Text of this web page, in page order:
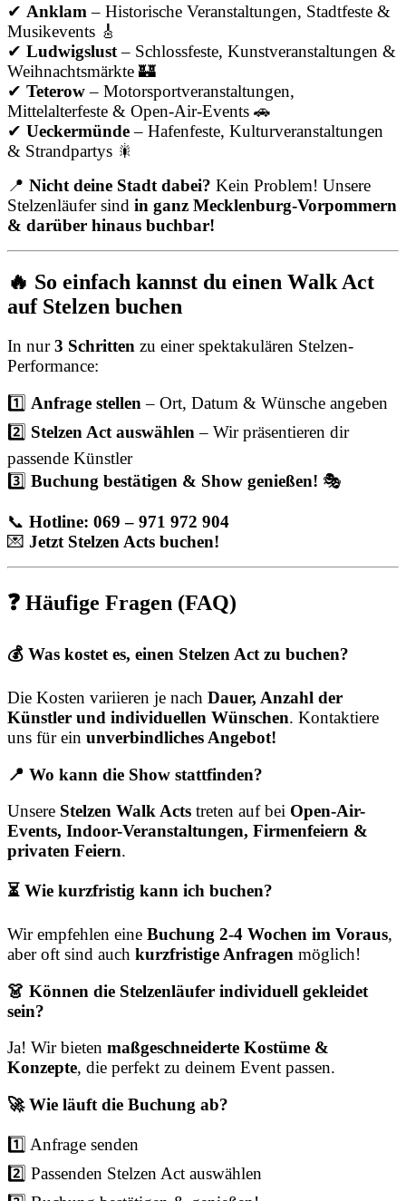
✔ Anklam – Historische Veranstaltungen, Stadtfeste &
Musikevents 🎸
✔ Ludwigslust– Schlossfeste, Kunstveranstaltungen &
Weihnachtsmärkte 🏰
✔ Teterow– Motorsportveranstaltungen,
Mittelalterfeste & Open-Air-Events 🚗
✔ Ueckermünde– Hafenfeste, Kulturveranstaltungen
& Strandpartys 🎇
📍 Nicht deine Stadt dabei? Kein Problem! Unsere
Stelzenläufer sind in ganz Mecklenburg-Vorpommern
& darüber hinaus buchbar!
🔥 So einfach kannst du einen Walk Act
auf Stelzen buchen
In nur3 Schritten zu einer spektakulären Stelzen-
Performance:
1️⃣ Anfrage stellen– Ort, Datum & Wünsche angeben
2️⃣ Stelzen Act auswählen– Wir präsentieren dir
passende Künstler
3️⃣ Buchung bestätigen & Show genießen! 🎭
📞 Hotline: 069 – 971 972 904
💌 Jetzt Stelzen Acts buchen!
❓ Häufige Fragen (FAQ)
💰 Was kostet es, einen Stelzen Act zu buchen?
Die Kosten variieren je nach Dauer, Anzahl der
Künstler und individuellen Wünschen. Kontaktiere
uns für ein unverbindliches Angebot!
📍 Wo kann die Show stattfinden?
Unsere Stelzen Walk Acts treten auf bei Open-Air-
Events, Indoor-Veranstaltungen, Firmenfeiern &
privaten Feiern.
⏳ Wie kurzfristig kann ich buchen?
Wir empfehlen eine Buchung 2-4 Wochen im Voraus,
aber oft sind auch kurzfristige Anfragen möglich!
👗 Können die Stelzenläufer individuell gekleidet
sein?
Ja! Wir bieten maßgeschneiderte Kostüme &
Konzepte, die perfekt zu deinem Event passen.
🚀 Wie läuft die Buchung ab?
1️⃣ Anfrage senden
2️⃣ Passenden Stelzen Act auswählen